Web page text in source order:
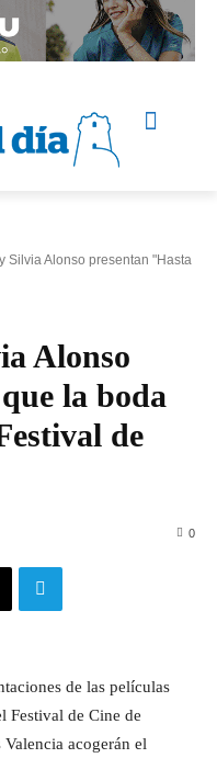
Silvia Alonso presentan "Hasta
Alonso
la boda
de
0
de las películas
Festival de Cine de
acogerán el